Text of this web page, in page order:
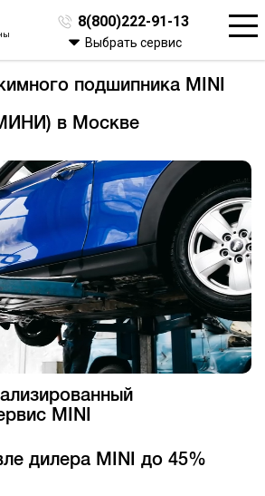
8(800)222-91-13
Выбрать сервис
подшипника MINI
в Москве
MINI
дилера MINI до 45%